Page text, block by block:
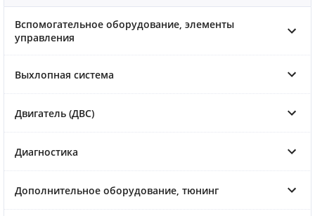
Вспомогательное оборудование, элементы
управления
Выхлопная система
Двигатель (ДВС)
Диагностика
Дополнительное оборудование, тюнинг